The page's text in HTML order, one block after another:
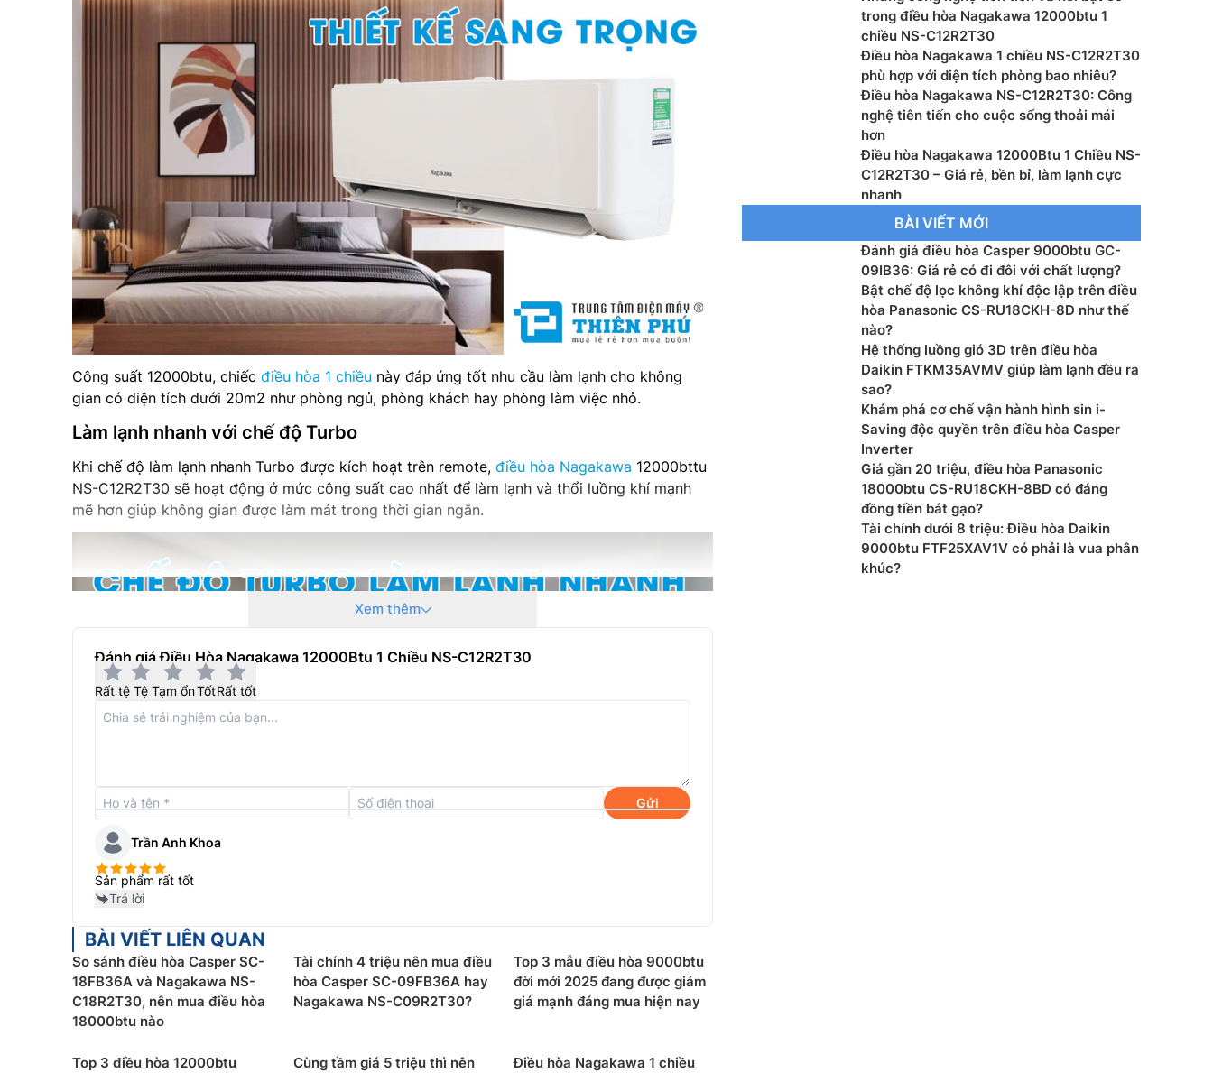
Công suất 12000btu, chiếc điều hòa 1 chiều này đáp ứng tốt nhu cầu làm lạnh cho không
gian có diện tích dưới 20m2 như phòng ngủ, phòng khách hay phòng làm việc nhỏ.
Làm lạnh nhanh với chế độ Turbo
Khi chế độ làm lạnh nhanh Turbo được kích hoạt trên remote, điều hòa Nagakawa 12000bttu
NS-C12R2T30 sẽ hoạt động ở mức công suất cao nhất để làm lạnh và thổi luồng khí mạnh
mẽ hơn giúp không gian được làm mát trong thời gian ngắn.
Tiết kiệm năng lượng với chế độ Eco
Khi kích hoạt chế độ này sẽ giúpđiều hòa Nagakawa 1 chiều 12000btuNS-C12R2T30 sẽ tự
động giảm 2 độ C để tiết kiệm năng lượng và duy trì nhiệt độ cho căn phòng. Với chế độ này,
máy sẽ tiêu thụ trung bình thấp chỉ 0.755 kW/h.
Xem thêm
Đánh giá Điều Hòa Nagakawa 12000Btu 1 Chiều NS-C12R2T30
Rất tệ Tệ Tạm ổnTốtRất tốt
Gửi
Trần Anh Khoa
Sản phẩm rất tốt
Trả lời
BÀI VIẾT LIÊN QUAN
So sánh điều hòa Casper SC-
18FB36A và Nagakawa NS-
C18R2T30, nên mua điều hòa
18000btu nào
Tài chính 4 triệu nên mua điều
hòa Casper SC-09FB36A hay
Nagakawa NS-C09R2T30?
Top 3 mẫu điều hòa 9000btu
đời mới 2025 đang được giảm
giá mạnh đáng mua hiện nay
Top 3 điều hòa 12000btu Cùng tầm giá 5 triệu thì nên Điều hòa Nagakawa 1 chiều
Đường ống dẫn kính(Lỏng/Hơi): Ø6.35/ Ø12.7 mm
Hãng sản xuất: Nagakawa
Nơi sản xuất: Malaysia
trong điều hòa Nagakawa 12000btu 1
chiều NS-C12R2T30
Điều hòa Nagakawa 1 chiều NS-C12R2T30
phù hợp với diện tích phòng bao nhiêu?
Điều hòa Nagakawa NS-C12R2T30: Công
nghệ tiên tiến cho cuộc sống thoải mái
hơn
Điều hòa Nagakawa 12000Btu 1 Chiều NS-
C12R2T30 – Giá rẻ, bền bỉ, làm lạnh cực
nhanh
BÀI VIẾT MỚI
Đánh giá điều hòa Casper 9000btu GC-
09IB36: Giá rẻ có đi đôi với chất lượng?
Bật chế độ lọc không khí độc lập trên điều
hòa Panasonic CS-RU18CKH-8D như thế
nào?
Hệ thống luồng gió 3D trên điều hòa
Daikin FTKM35AVMV giúp làm lạnh đều ra
sao?
Khám phá cơ chế vận hành hình sin i-
Saving độc quyền trên điều hòa Casper
Inverter
Giá gần 20 triệu, điều hòa Panasonic
18000btu CS-RU18CKH-8BD có đáng
đồng tiền bát gạo?
Tài chính dưới 8 triệu: Điều hòa Daikin
9000btu FTF25XAV1V có phải là vua phân
khúc?